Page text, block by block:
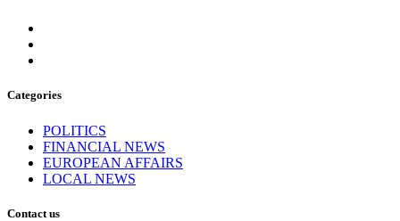
Categories
POLITICS
FINANCIAL NEWS
EUROPEAN AFFAIRS
LOCAL NEWS
Contact us